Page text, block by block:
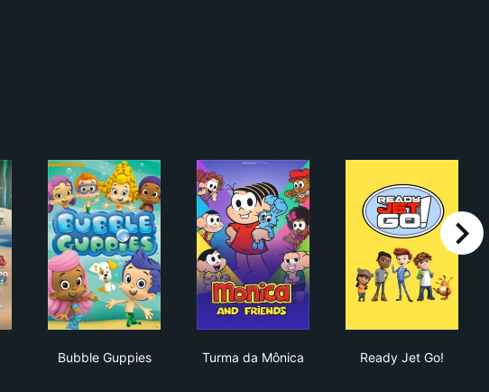
Bubble Guppies
Turma da Mônica
Ready Jet Go!
right